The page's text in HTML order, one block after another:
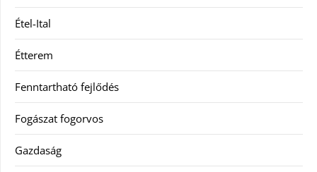
Étel-Ital
Étterem
Fenntartható fejlődés
Fogászat fogorvos
Gazdaság